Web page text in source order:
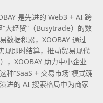
是先进的 Web3 + AI 跨
大经贸”（Busytrade）的数
数据积累，XOOBAY 通过
现即时结算，推动贸易现代
，XOOBAY 助力中小企业
种“SaaS + 交易市场”模式确
进的 AI 搜索格局中为商家